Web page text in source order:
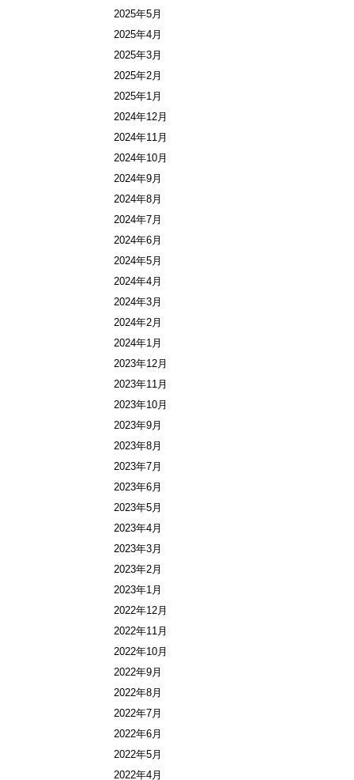
2025年5月
2025年4月
2025年3月
2025年2月
2025年1月
2024年12月
2024年11月
2024年10月
2024年9月
2024年8月
2024年7月
2024年6月
2024年5月
2024年4月
2024年3月
2024年2月
2024年1月
2023年12月
2023年11月
2023年10月
2023年9月
2023年8月
2023年7月
2023年6月
2023年5月
2023年4月
2023年3月
2023年2月
2023年1月
2022年12月
2022年11月
2022年10月
2022年9月
2022年8月
2022年7月
2022年6月
2022年5月
2022年4月